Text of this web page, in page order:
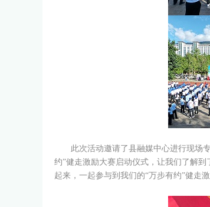
此次活动邀请了县融媒中心进行现场专
约”健走激励大赛启动仪式，让我们了解
起来，一起参与到我们的“万步有约”健走激